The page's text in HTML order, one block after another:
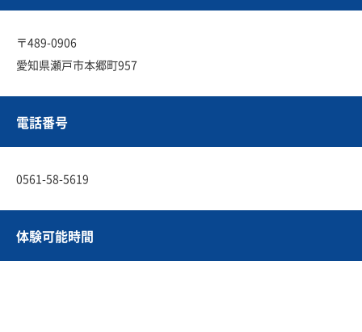
〒489-0906
愛知県瀬戸市本郷町957
電話番号
0561-58-5619
体験可能時間